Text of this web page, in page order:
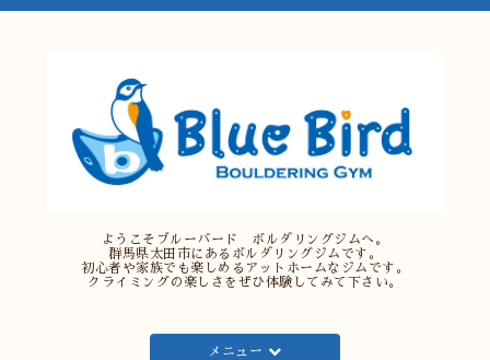
ようこそブルーバード ボルダリングジムへ。
群馬県太田市にあるボルダリングジムです。
初心者や家族でも楽しめるアットホームなジムです。
クライミングの楽しさをぜひ体験してみて下さい。
メニュー